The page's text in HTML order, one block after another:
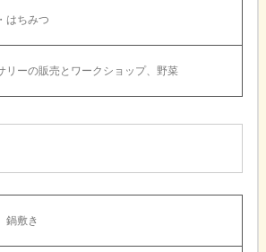
はちみつ
リーの販売とワークショップ、野菜
鍋敷き